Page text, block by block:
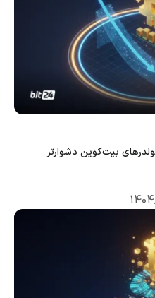
بیت‌کوین دشوارتر